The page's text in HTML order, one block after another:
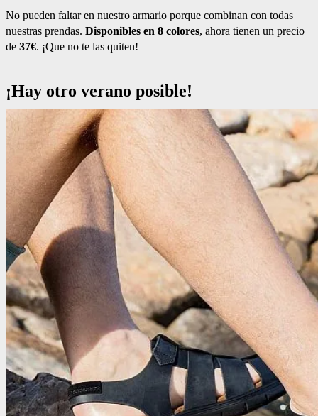
No pueden faltar en nuestro armario porque combinan con todas
nuestras prendas. Disponibles en 8 colores, ahora tienen un precio
de 37€. ¡Que no te las quiten!
¡Hay otro verano posible!